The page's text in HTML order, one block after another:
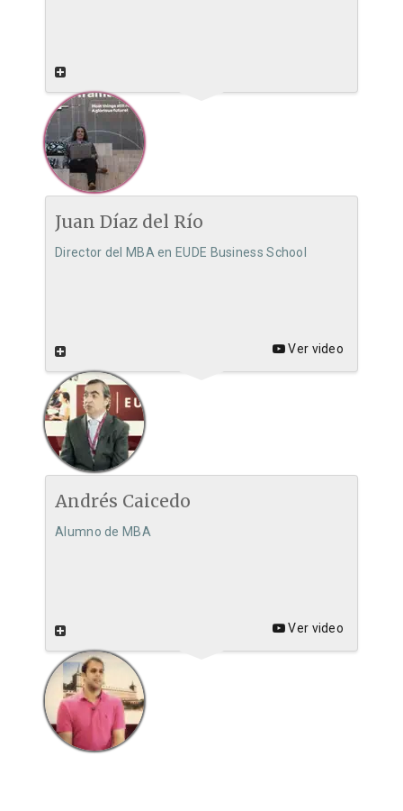
Juan Díaz del Río
Director del MBA en EUDE Business School
Ver video
Andrés Caicedo
Alumno de MBA
Ver video